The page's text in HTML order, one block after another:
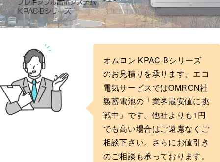
オムロン KPAC-Bシリーズ
のお見積りを承ります。エコ
電気サービスではOMRON社
製蓄電池の「業界最安値に挑
戦中」です。他社よりも1円
でも高い場合はご遠慮なくご
相談下さい。さらにお値引き
のご相談も承っております。